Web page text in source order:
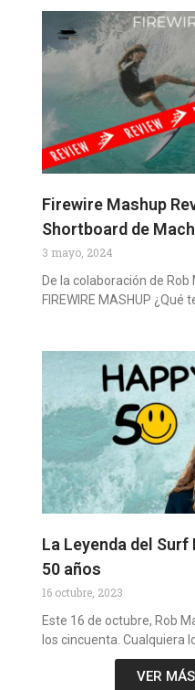
Firewire Mashup
Shortboard de
3 mayo, 2024
De la colaboración de
FIREWIRE MASHUP
La Leyenda del Surf
50 años
16 octubre, 2023
Este 16 de octubre, Rob
los cincuenta. Cualquiera
VER